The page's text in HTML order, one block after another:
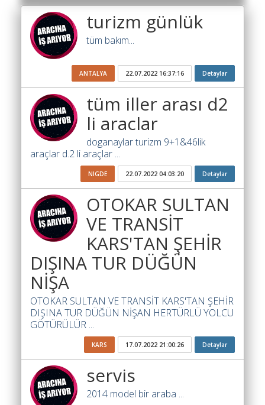
Şartname
Karşılaştırma
Robotu
Masaüstü
Programı
Sınır
Değer
Hesaplama
Akaryakıt
İlanlar
Söför
Arayanlar
arayanlar
Soför
arayanlar
Aracına
turizm günlük
tüm bakım...
ANTALYA 22.07.2022 16:37:16 Detaylar
tüm iller arası d2
li araclar
doganaylar turizm 9+1&46lik
araçlar d.2 li araçlar ...
NIGDE 22.07.2022 04:03:20 Detaylar
OTOKAR SULTAN
VE TRANSİT
KARS'TAN ŞEHİR
DIŞINA TUR DÜĞÜN
NİŞA
OTOKAR SULTAN VE TRANSİT KARS'TAN ŞEHİR
DIŞINA TUR DÜĞÜN NİŞAN HERTÜRLÜ YOLCU
GÖTÜRÜLÜR ...
KARS 17.07.2022 21:00:26 Detaylar
servis
2014 model bir araba ...